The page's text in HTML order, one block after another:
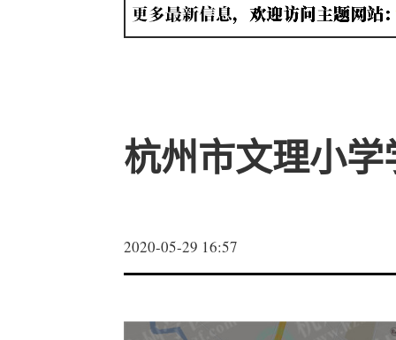
杭州市文理小学
2020-05-29 16:57